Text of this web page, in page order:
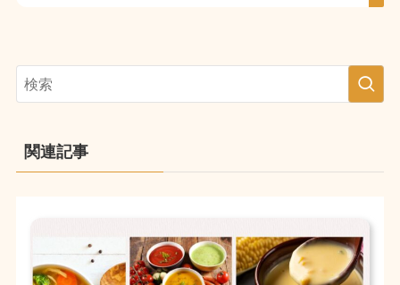
関連記事